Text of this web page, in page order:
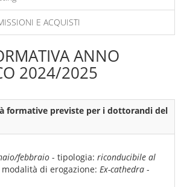
E ACQUISTI
ANNO
2024/2025
formative previste per i dottorandi del
febbraio - tipologia: riconducibile al
modalità di erogazione: Ex-cathedra -